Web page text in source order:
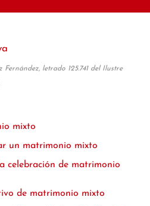
letrado 125.741 del Ilustre
mixto
un matrimonio mixto
celebración de matrimonio
de matrimonio mixto